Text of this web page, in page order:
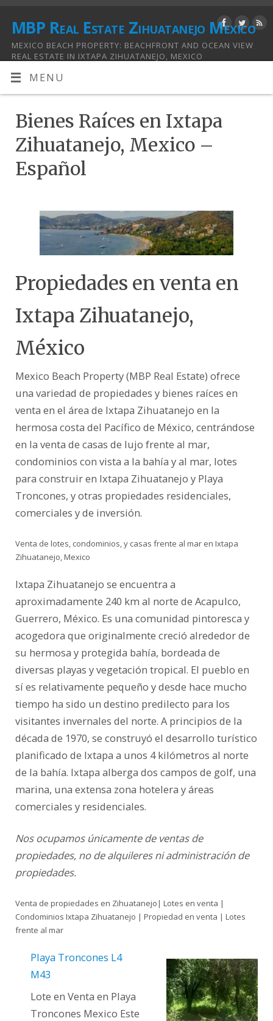
MBP Real Estate Zihuatanejo Mexico
MEXICO BEACH PROPERTY: BEACHFRONT AND OCEAN VIEW
REAL ESTATE IN IXTAPA ZIHUATANEJO, MEXICO
MENU
Bienes Raíces en Ixtapa
Zihuatanejo, Mexico –
Español
Propiedades en venta en
Ixtapa Zihuatanejo,
México
Mexico Beach Property (MBP Real Estate) ofrece
una variedad de propiedades y bienes raíces en
venta en el área de Ixtapa Zihuatanejo en la
hermosa costa del Pacífico de México, centrándose
en la venta de casas de lujo frente al mar,
condominios con vista a la bahía y al mar, lotes
para construir en Ixtapa Zihuatanejo y Playa
Troncones, y otras propiedades residenciales,
comerciales y de inversión.
Venta de lotes, condominios, y casas frente al mar en Ixtapa
Zihuatanejo, Mexico
Ixtapa Zihuatanejo se encuentra a
aproximadamente 240 km al norte de Acapulco,
Guerrero, México. Es una comunidad pintoresca y
acogedora que originalmente creció alrededor de
su hermosa y protegida bahía, bordeada de
diversas playas y vegetación tropical. El pueblo en
sí es relativamente pequeño y desde hace mucho
tiempo ha sido un destino predilecto para los
visitantes invernales del norte. A principios de la
década de 1970, se construyó el desarrollo turístico
planificado de Ixtapa a unos 4 kilómetros al norte
de la bahía. Ixtapa alberga dos campos de golf, una
marina, una extensa zona hotelera y áreas
comerciales y residenciales.
Nos ocupamos únicamente de ventas de
propiedades, no de alquileres ni administración de
propiedades.
Venta de propiedades en Zihuatanejo| Lotes en venta |
Condominios Ixtapa Zihuatanejo | Propiedad en venta | Lotes
frente al mar
Playa Troncones L4
M43
Lote en Venta en Playa
Troncones Mexico Este